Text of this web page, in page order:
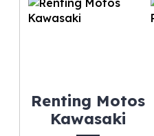
Renting Motos
Kawasaki